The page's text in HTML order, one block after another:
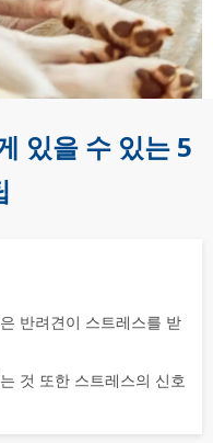
있을 수 있는 5
반려견이 스트레스를 받
것 또한 스트레스의 신호